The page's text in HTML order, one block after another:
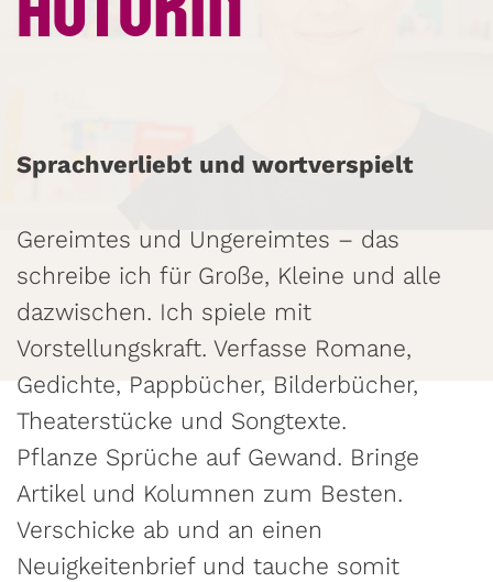
Sprachverliebt und wortverspielt
Gereimtes und Ungereimtes – das
schreibe ich für Große, Kleine und alle
dazwischen. Ich spiele mit
Vorstellungskraft. Verfasse Romane,
Gedichte, Pappbücher, Bilderbücher,
Theaterstücke und Songtexte.
Pflanze Sprüche auf Gewand. Bringe
Artikel und Kolumnen zum Besten.
Verschicke ab und an einen
Neuigkeitenbrief und tauche somit